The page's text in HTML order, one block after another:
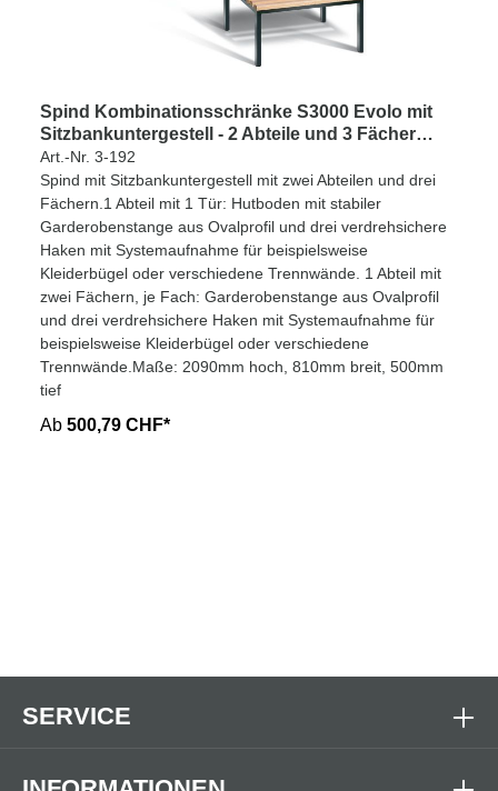
Spind Kombinationsschränke S3000 Evolo mit
Sitzbankuntergestell - 2 Abteile und 3 Fächer
400mm Abteilbreite
Art.-Nr. 3-192
Spind mit Sitzbankuntergestell mit zwei Abteilen und drei
Fächern.1 Abteil mit 1 Tür: Hutboden mit stabiler
Garderobenstange aus Ovalprofil und drei verdrehsichere
Haken mit Systemaufnahme für beispielsweise
Kleiderbügel oder verschiedene Trennwände. 1 Abteil mit
zwei Fächern, je Fach: Garderobenstange aus Ovalprofil
und drei verdrehsichere Haken mit Systemaufnahme für
beispielsweise Kleiderbügel oder verschiedene
Trennwände.Maße: 2090mm hoch, 810mm breit, 500mm
tief
Ab 500,79 CHF*
SERVICE